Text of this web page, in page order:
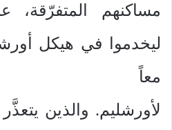
مساكنهم المتفرّقة،
ليخدموا في هيكل
معاً
لأورشليم. والذين